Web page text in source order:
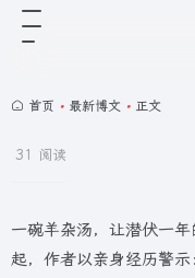
首页 • 最新博文 • 正文
31 阅读
一碗羊杂汤，让潜伏一
起，作者以亲身经历警示